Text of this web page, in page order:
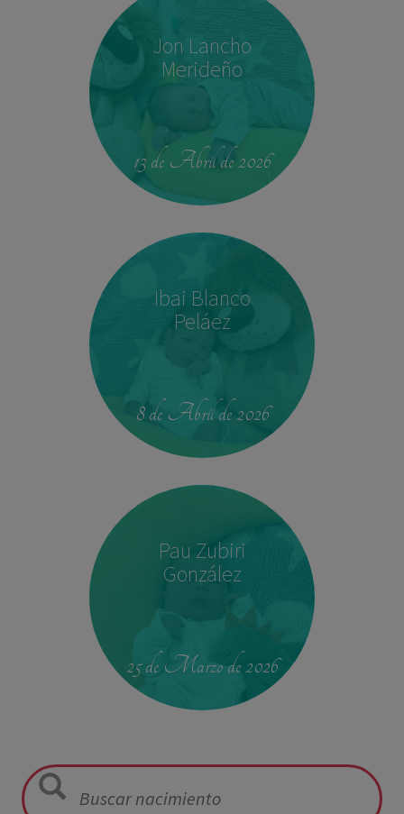
Jon Lancho
Merideño
13 de Abril de 2026
Ibai Blanco
Peláez
8 de Abril de 2026
Pau Zubiri
González
25 de Marzo de 2026